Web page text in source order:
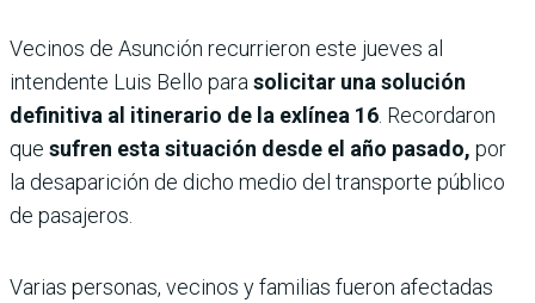
Vecinos de Asunción recurrieron este jueves al
intendente Luis Bello para solicitar una solución
definitiva al itinerario de la exlínea 16 . Recordaron
que sufren esta situación desde el año pasado, por
la desaparición de dicho medio del transporte público
de pasajeros.
Varias personas, vecinos y familias fueron afectadas